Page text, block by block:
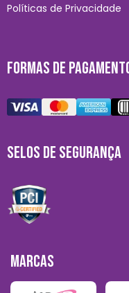
Políticas de Privacidade
FORMAS DE
SELOS DE SEGURANÇA
MARCAS